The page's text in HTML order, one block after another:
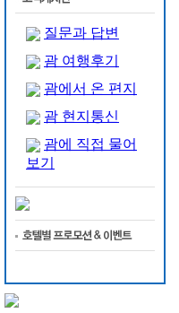
질문과 답변
괌 여행후기
괌에서 온 편지
괌 현지통신
괌에 직접 물어
보기